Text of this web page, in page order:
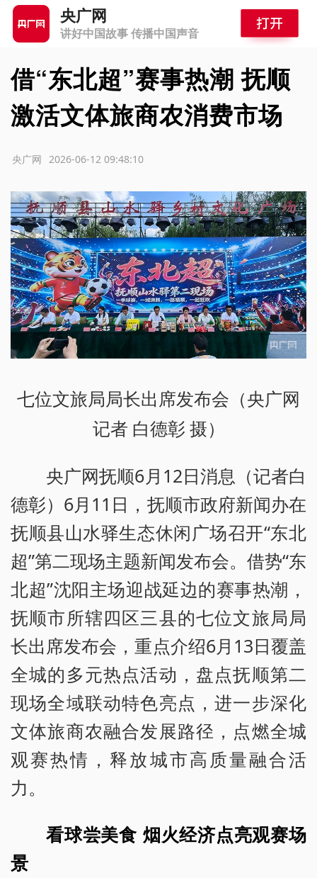
央广网
讲好中国故事 传播中国声音
借“东北超”赛事热潮 抚顺
激活文体旅商农消费市场
2026-06-12 09:48:10
央广网
七位文旅局局长出席发布会（央广网
记者 白德彰 摄）
央广网抚顺6月12日消息（记者白
德彰）6月11日，抚顺市政府新闻办在
抚顺县山水驿生态休闲广场召开“东北
超”第二现场主题新闻发布会。借势“东
北超”沈阳主场迎战延边的赛事热潮，
抚顺市所辖四区三县的七位文旅局局
长出席发布会，重点介绍6月13日覆盖
全城的多元热点活动，盘点抚顺第二
现场全域联动特色亮点，进一步深化
文体旅商农融合发展路径，点燃全城
观赛热情，释放城市高质量融合活
力。
看球尝美食 烟火经济点亮观赛场
景